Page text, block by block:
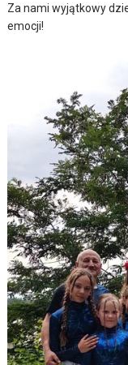
Za nami wyjątkowy
emocji!